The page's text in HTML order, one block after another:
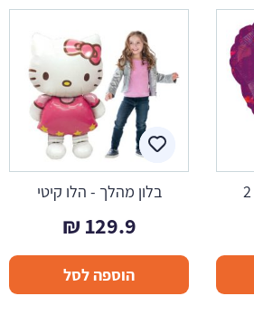
בלון מהלך - הלו קיטי
129.9
₪
הוספה לסל